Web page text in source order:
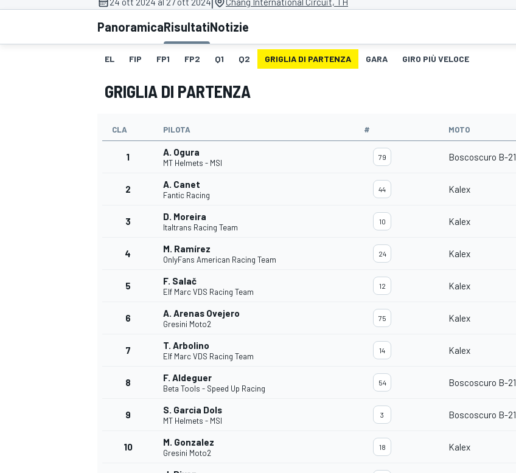
MOTOGP WEC
PanoramicaRisultatiNotizie
EL FIP FP1 FP2 Q1 Q2 GRIGLIA DI PARTENZA GARA GIRO PIÙ VELOCE
GRIGLIA DI PARTENZA
CLA PILOTA # MOTO
1 A. Ogura
MT Helmets - MSI
79 Boscoscuro B-21
2 A. Canet
Fantic Racing
44 Kalex
3 D. Moreira
Italtrans Racing Team
10 Kalex
4 M. Ramírez
OnlyFans American Racing Team
24 Kalex
5 F. Salač
Elf Marc VDS Racing Team
12 Kalex
6 A. Arenas Ovejero
Gresini Moto2
75 Kalex
7 T. Arbolino
Elf Marc VDS Racing Team
14 Kalex
8 F. Aldeguer
Beta Tools - Speed Up Racing
54 Boscoscuro B-21
9 S. Garcia Dols
MT Helmets - MSI
3 Boscoscuro B-21
10 M. Gonzalez
Gresini Moto2
18 Kalex